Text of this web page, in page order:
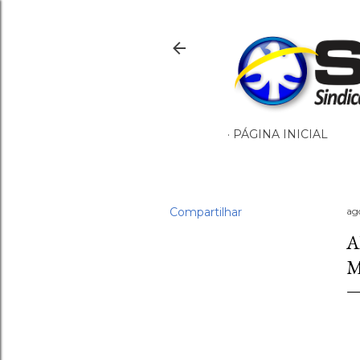
PÁGINA INICIAL
Compartilhar